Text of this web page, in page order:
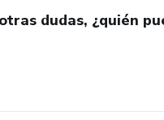
dudas, ¿quién